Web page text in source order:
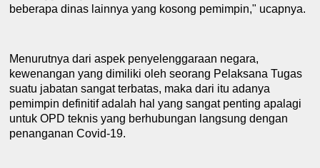
beberapa dinas lainnya yang kosong pemimpin," ucapnya.
Menurutnya dari aspek penyelenggaraan negara,
kewenangan yang dimiliki oleh seorang Pelaksana Tugas
suatu jabatansangat terbatas, maka dari itu adanya
pemimpindefinitif adalah hal yang sangat penting apalagi
untuk OPD teknis yang berhubungan langsung dengan
penangananCovid-19.